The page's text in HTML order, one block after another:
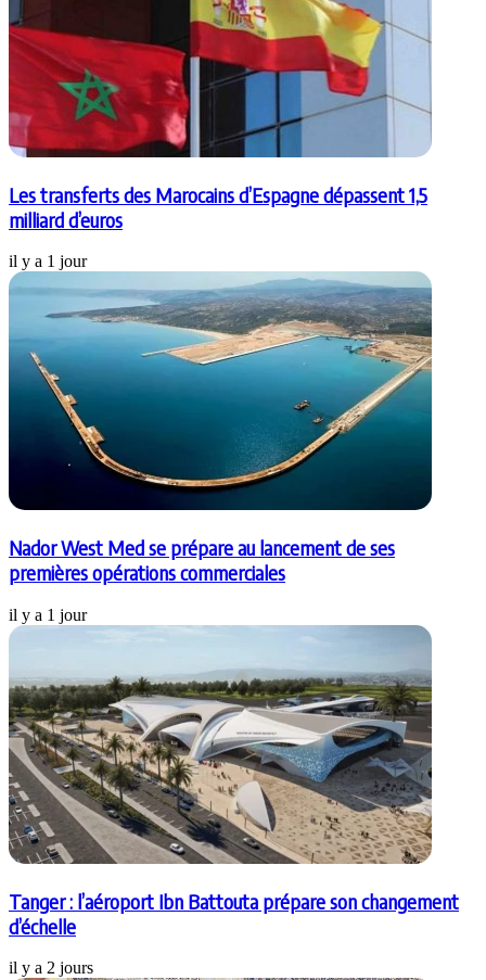
Les transferts des Marocains d’Espagne dépassent 1,5
milliard d’euros
il y a 1 jour
Nador West Med se prépare au lancement de ses
premières opérations commerciales
il y a 1 jour
Tanger : l’aéroport Ibn Battouta prépare son changement
d’échelle
il y a 2 jours